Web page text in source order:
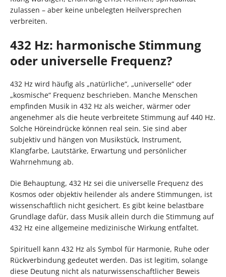
zulassen – aber keine unbelegten Heilversprechen
verbreiten.
432 Hz: harmonische Stimmung
oder universelle Frequenz?
432 Hz wird häufig als „natürliche“, „universelle“ oder
„kosmische“ Frequenz beschrieben. Manche Menschen
empfinden Musik in 432 Hz als weicher, wärmer oder
angenehmer als die heute verbreitete Stimmung auf 440 Hz.
Solche Höreindrücke können real sein. Sie sind aber
subjektiv und hängen von Musikstück, Instrument,
Klangfarbe, Lautstärke, Erwartung und persönlicher
Wahrnehmung ab.
Die Behauptung, 432 Hz sei die universelle Frequenz des
Kosmos oder objektiv heilender als andere Stimmungen, ist
wissenschaftlich nicht gesichert. Es gibt keine belastbare
Grundlage dafür, dass Musik allein durch die Stimmung auf
432 Hz eine allgemeine medizinische Wirkung entfaltet.
Spirituell kann 432 Hz als Symbol für Harmonie, Ruhe oder
Rückverbindung gedeutet werden. Das ist legitim, solange
diese Deutung nicht als naturwissenschaftlicher Beweis